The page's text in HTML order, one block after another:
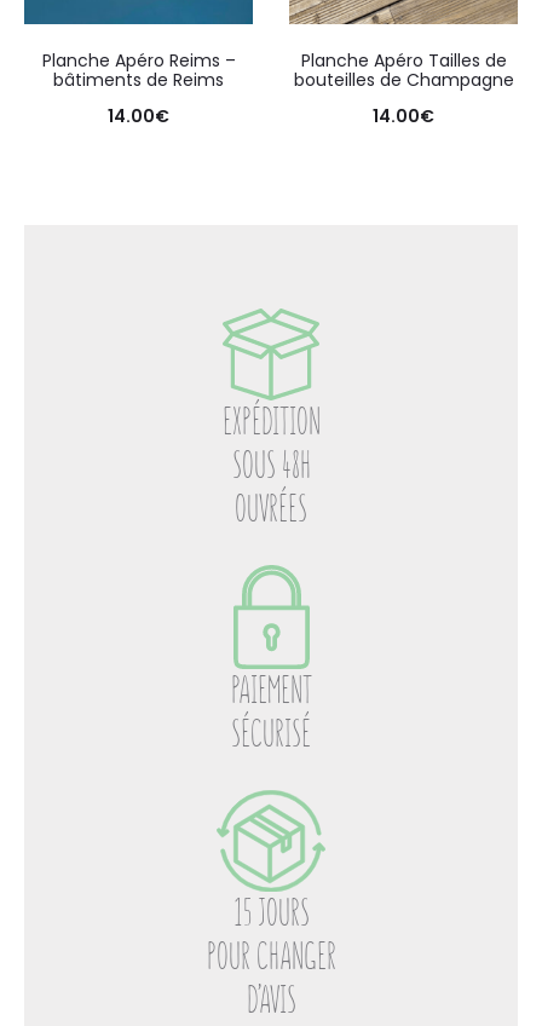
Planche Apéro Reims –
bâtiments de Reims
14.00€
Planche Apéro Tailles de
bouteilles de Champagne
14.00€
EXPÉDITION
SOUS 48H
OUVRÉES
PAIEMENT
SÉCURISÉ
15 JOURS
POUR CHANGER
D’AVIS